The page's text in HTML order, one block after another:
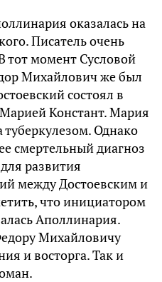
оказалась на
Писатель очень
тот момент Сусловой
Михайлович же был
состоял в
Констант. Мария
Однако
смертельный диагноз
развития
между Достоевским и
что инициатором
Аполлинария.
Михайловичу
и восторга. Так и